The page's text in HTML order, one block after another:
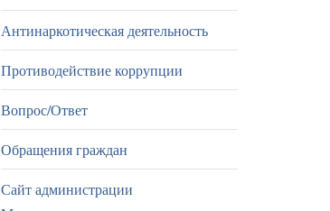
Антинаркотическая деятельность
Противодействие коррупции
Вопрос/Ответ
Обращения граждан
Сайт администрации